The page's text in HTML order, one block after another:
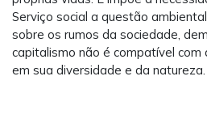
Serviço social a questão
sobre os rumos da sociedade,
capitalismo não é compatível com
em sua diversidade e da natureza.